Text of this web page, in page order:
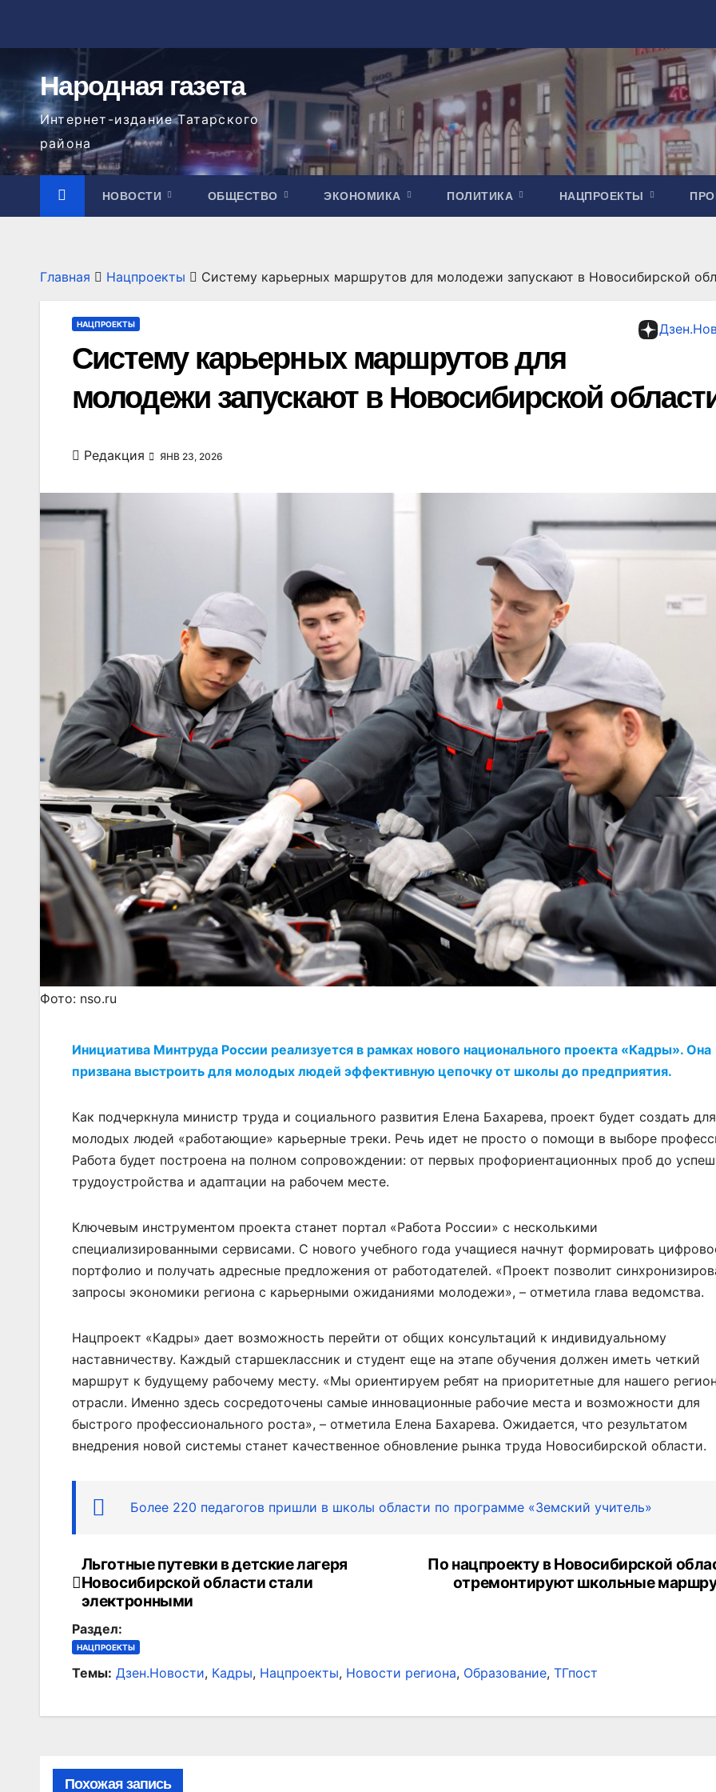
содержимому
Народная газета
Интернет-издание Татарского
района
НОВОСТИ ОБЩЕСТВО ЭКОНОМИКА ПОЛИТИКА НАЦПРОЕКТЫ
Главная Нацпроекты Систему карьерных маршрутов для молодежи запускают в Новосибирской
НАЦПРОЕКТЫ
Систему карьерных маршрутов для
молодежи запускают в Новосибирской
Редакция ЯНВ 23, 2026
Фото: nso.ru
Инициатива Минтруда России реализуется в рамках нового национального проекта «Кадры». Она
призвана выстроить для молодых людей эффективную цепочку от школы до предприятия.
Как подчеркнула министр труда и социального развития Елена Бахарева, проект будет создать для
молодых людей «работающие» карьерные треки. Речь идет не просто о помощи в выборе
Работа будет построена на полном сопровождении: от первых профориентационных проб до
трудоустройства и адаптации на рабочем месте.
Ключевым инструментом проекта станет портал «Работа России» с несколькими
специализированными сервисами. С нового учебного года учащиеся начнут формировать
портфолио и получать адресные предложения от работодателей. «Проект позволит
запросы экономики региона с карьерными ожиданиями молодежи», – отметила глава ведомства.
Нацпроект «Кадры» дает возможность перейти от общих консультаций к индивидуальному
наставничеству. Каждый старшеклассник и студент еще на этапе обучения должен иметь четкий
маршрут к будущему рабочему месту. «Мы ориентируем ребят на приоритетные для нашего
отрасли. Именно здесь сосредоточены самые инновационные рабочие места и возможности для
быстрого профессионального роста», – отметила Елена Бахарева. Ожидается, что результатом
внедрения новой системы станет качественное обновление рынка труда Новосибирской области.
Более 220 педагогов пришли в школы области по программе «Земский учитель»
Навигация
по
записям
По нацпроекту в Новосибирской
отремонтируют школьные
Льготные путевки в детские лагеря
Новосибирской области стали
электронными
Раздел:
НАЦПРОЕКТЫ
Темы: Дзен.Новости, Кадры, Нацпроекты, Новости региона, Образование, ТГпост
Похожая запись